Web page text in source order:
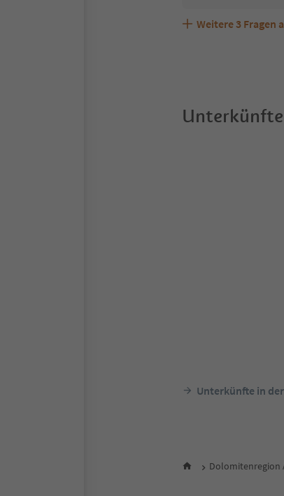
Sind Haustiere in
Welche Services
Weitere 3 Fragen
Unterkünfte in
Dolomitenregion